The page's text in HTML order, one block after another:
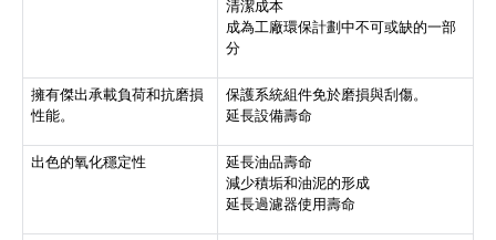
清潔成本
成為工廠環保計劃中不可或缺的一部
分
擁有傑出承載負荷和抗磨損
性能。
保護系統組件免於磨損與刮傷。
延長設備壽命
出色的氧化穩定性
延長油品壽命
減少積垢和油泥的形成
延長過濾器使用壽命